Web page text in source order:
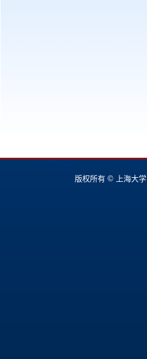
版权所有 © 上海大学